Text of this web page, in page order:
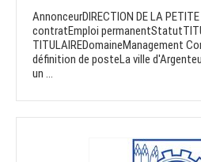
AnnonceurDIRECTION DE LA
contratEmploi
TITULAIREDomaineManagement
définition de posteLa ville
un ...